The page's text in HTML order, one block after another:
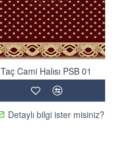
Taç Cami Halısı PSB 01
Detaylı bilgi ister misiniz?